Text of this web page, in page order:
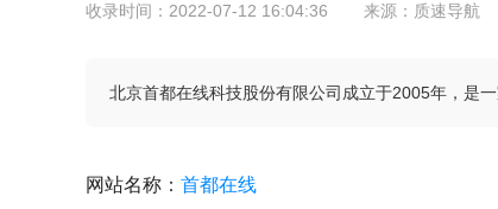
收录时间：2022-07-12 16:04:36 来源：质速导航
北京首都在线科技股份有限公司成立于2005年，是
网站名称 ： 首都在线